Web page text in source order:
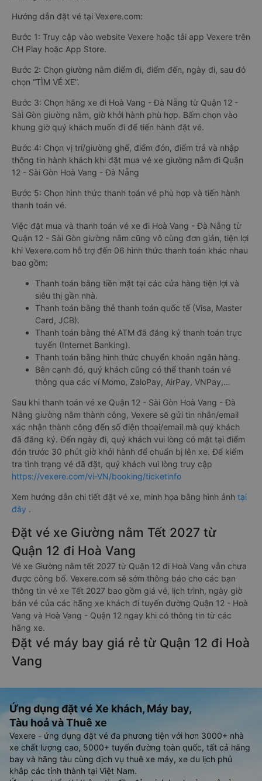
Hướng dẫn đặt vé tại Vexere.com:
Bước 1: Truy cập vào website Vexere hoặc tải app Vexere trên
CH Play hoặc App Store.
Bước 2: Chọn giường nằm điểm đi, điểm đến, ngày đi, sau đó
chọn “TÌM VÉ XE”.
Bước 3: Chọn hãng xe đi Hoà Vang - Đà Nẵng từ Quận 12 -
Sài Gòn giường nằm, giờ khởi hành phù hợp. Bấm chọn vào
khung giờ quý khách muốn đi để tiến hành đặt vé.
Bước 4: Chọn vị trí/giường ghế, điểm đón, điểm trả và nhập
thông tin hành khách khi đặt mua vé xe giường nằm đi Quận
12 - Sài Gòn Hoà Vang - Đà Nẵng
Bước 5: Chọn hình thức thanh toán vé phù hợp và tiến hành
thanh toán vé.
Việc đặt mua và thanh toán vé xe đi Hoà Vang - Đà Nẵng từ
Quận 12 - Sài Gòn giường nằm cũng vô cùng đơn giản, tiện lợi
khi Vexere.com hỗ trợ đến 06 hình thức thanh toán khác nhau
bao gồm:
Thanh toán bằng tiền mặt tại các cửa hàng tiện lợi và
siêu thị gần nhà.
Thanh toán bằng thẻ thanh toán quốc tế (Visa, Master
Card, JCB).
Thanh toán bằng thẻ ATM đã đăng ký thanh toán trực
tuyến (Internet Banking).
Thanh toán bằng hình thức chuyển khoản ngân hàng.
Bên cạnh đó, quý khách cũng có thể thanh toán vé
thông qua các ví Momo, ZaloPay, AirPay, VNPay,…
Sau khi thanh toán vé xe Quận 12 - Sài Gòn Hoà Vang - Đà
Nẵng giường nằm thành công, Vexere sẽ gửi tin nhắn/email
xác nhận thành công đến số điện thoại/email mà quý khách
đã đăng ký. Đến ngày đi, quý khách vui lòng có mặt tại điểm
đón trước 30 phút giờ khởi hành để chuẩn bị lên xe. Để kiểm
tra tình trạng vé đã đặt, quý khách vui lòng truy cập
https://vexere.com/vi-VN/booking/ticketinfo
Xem hướng dẫn chi tiết đặt vé xe, minh họa bằng hình ảnh tại
đây .
Đặt vé xe Giường nằm Tết 2027 từ
Quận 12 đi Hoà Vang
Vé xe Giường nằm tết 2027 từ Quận 12 đi Hoà Vang vẫn chưa
được công bố. Vexere.com sẽ sớm thông báo cho các bạn
thông tin vé xe Tết 2027 bao gồm giá vé, lịch trình, ngày giờ
bán vé của các hãng xe khách đi tuyến đường Quận 12 - Hoà
Vang và Hoà Vang - Quận 12 ngay khi có thông tin từ các
hãng xe.
Đặt vé máy bay giá rẻ từ Quận 12 đi Hoà
Vang
Ứng dụng đặt vé Xe khách, Máy bay,
Tàu hoả và Thuê xe
Vexere - ứng dụng đặt vé đa phương tiện với hơn 3000+ nhà
xe chất lượng cao, 5000+ tuyến đường toàn quốc, tất cả hãng
bay và hãng tàu cùng dịch vụ thuê xe máy, xe du lịch phủ
khắp các tỉnh thành tại Việt Nam.